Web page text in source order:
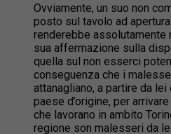
Ovviamente, un suo non
posto sul tavolo ad
renderebbe assolutamente
sua affermazione sulla
quella sul non esserci
conseguenza che i
attanagliano, a partire da
paese d’origine, per
che lavorano in ambito
regione son malesseri da